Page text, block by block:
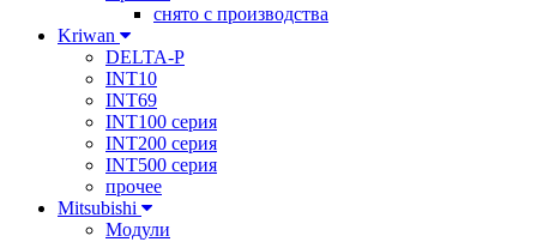
снято с производства
Kriwan
DELTA-P
INT10
INT69
INT100 серия
INT200 серия
INT500 серия
прочее
Mitsubishi
Модули